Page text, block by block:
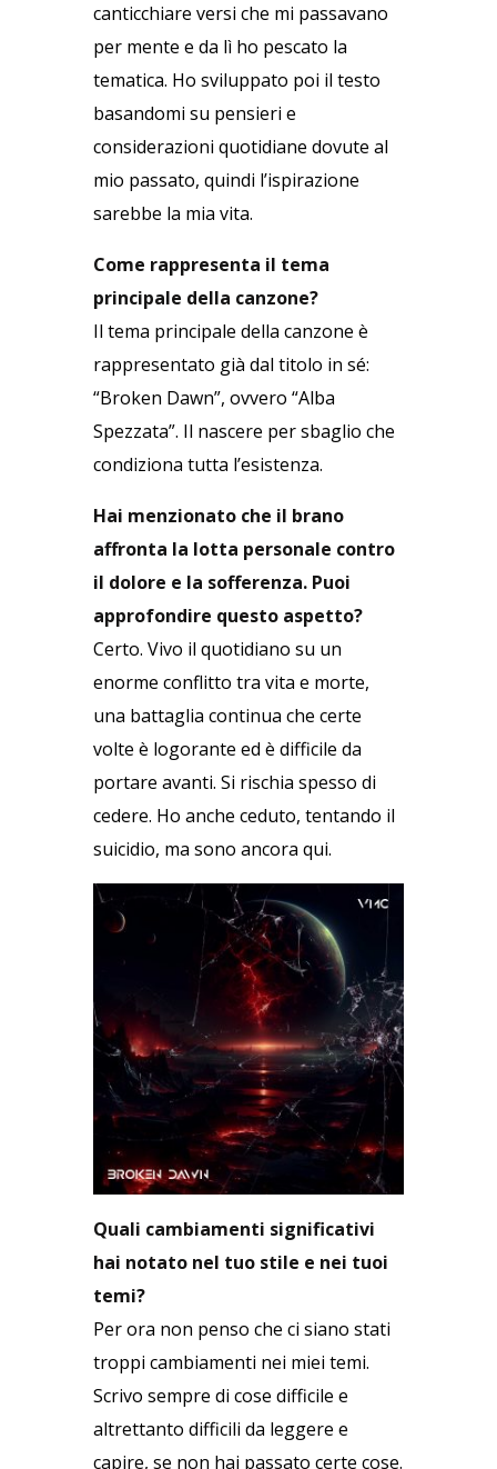
canticchiare versi che mi passavano
per mente e da lì ho pescato la
tematica. Ho sviluppato poi il testo
basandomi su pensieri e
considerazioni quotidiane dovute al
mio passato, quindi l’ispirazione
sarebbe la mia vita.
Come rappresenta il tema
principale della canzone?
Il tema principale della canzone è
rappresentato già dal titolo in sé:
“Broken Dawn”, ovvero “Alba
Spezzata”. Il nascere per sbaglio che
condiziona tutta l’esistenza.
Hai menzionato che il brano
affronta la lotta personale contro
il dolore e la sofferenza. Puoi
approfondire questo aspetto?
Certo. Vivo il quotidiano su un
enorme conflitto tra vita e morte,
una battaglia continua che certe
volte è logorante ed è difficile da
portare avanti. Si rischia spesso di
cedere. Ho anche ceduto, tentando il
suicidio, ma sono ancora qui.
Quali cambiamenti significativi
hai notato nel tuo stile e nei tuoi
temi?
Per ora non penso che ci siano stati
troppi cambiamenti nei miei temi.
Scrivo sempre di cose difficile e
altrettanto difficili da leggere e
capire, se non hai passato certe cose.